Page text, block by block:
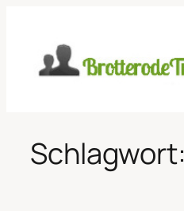
springen
Schlagwort: